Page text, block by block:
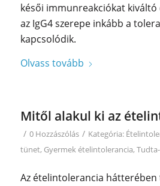
késői immunreakciókat
az IgG4 szerepe inkább a
kapcsolódik.
Olvass tovább
Mitől alakul ki az
/ 0 Hozzászólás / Kategória:
tünet, Gyermek ételintolerancia,
Az ételintolerancia hátterében